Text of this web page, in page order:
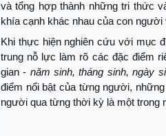
và tổng hợp thành những tri thức
khía cạnh khác nhau của con người
Khi thực hiện nghiên cứu với mục
trung nỗ lực làm rõ các đặc điểm
gian - năm sinh, tháng sinh, ngày
điểm nổi bật của từng người,
người qua từng thời kỳ là một trong